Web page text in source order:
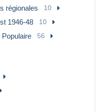
régionales 10
1946-48 10
Populaire 56